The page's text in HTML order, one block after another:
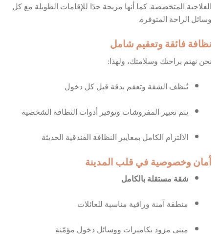
العلاجية المتخصصة. كما أنها مريحة جدًا للإقامات الطويلة مع كل
وسائل الراحة المتوفرة.
نظافة فائقة وتعقيم شامل
نحن نهتم براحتك وسلامتك، ولهذا:
تُنظف الشقة وتعقم بدقة قبل كل دخول
يتم تغيير المفروشات وتوفير أدوات النظافة الشخصية
الالتزام الكامل بمعايير النظافة الفندقية الحديثة
أمان وخصوصية في قلب المدينة
شقة مستقلة بالكامل
منطقة آمنة وراقية مناسبة للعائلات
مبنى مزود بكاميرات ووسائل دخول مؤمّنة